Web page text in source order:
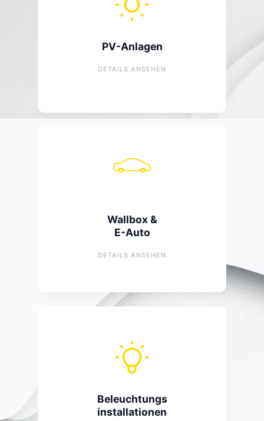
PV-Anlagen
DETAILS ANSEHEN
Montage, Anschluss und Inbetriebnahme
von Anlagen
Wallbox &
E-Auto
DETAILS ANSEHEN
E-Auto Laden
Prüfung bestehender Anlagen
Absicherung und Anschluss
Beleuchtungs
installationen
Beleuchtung
Montage von Beleuchtungssystemen
Austausch und Modernisierung